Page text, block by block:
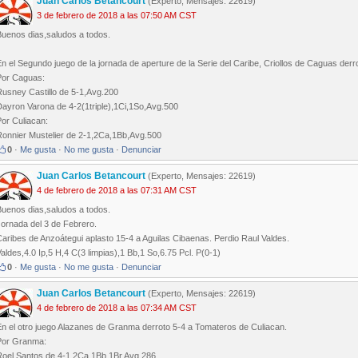
3 de febrero de 2018 a las 07:50 AM CST
dias,saludos a todos.
el Segundo juego de la jornada de aperture de la Serie del Caribe, Criollos de Caguas
Caguas:
Castillo de 5-1,Avg.200
Varona de 4-2(1triple),1Ci,1So,Avg.500
Culiacan:
Mustelier de 2-1,2Ca,1Bb,Avg.500
0 · Me gusta · No me gusta · Denunciar
Juan Carlos Betancourt (Experto, Mensajes: 22619)
4 de febrero de 2018 a las 07:31 AM CST
dias,saludos a todos.
del 3 de Febrero.
de Anzoátegui aplasto 15-4 a Aguilas Cibaenas. Perdio Raul Valdes.
Ip,5 H,4 C(3 limpias),1 Bb,1 So,6.75 Pcl. P(0-1)
0 · Me gusta · No me gusta · Denunciar
Juan Carlos Betancourt (Experto, Mensajes: 22619)
4 de febrero de 2018 a las 07:34 AM CST
el otro juego Alazanes de Granma derroto 5-4 a Tomateros de Culiacan.
Granma:
Santos de 4-1,2Ca,1Bb,1Br,Avg.286